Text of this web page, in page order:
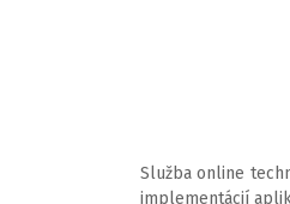
Služba online
implementácií